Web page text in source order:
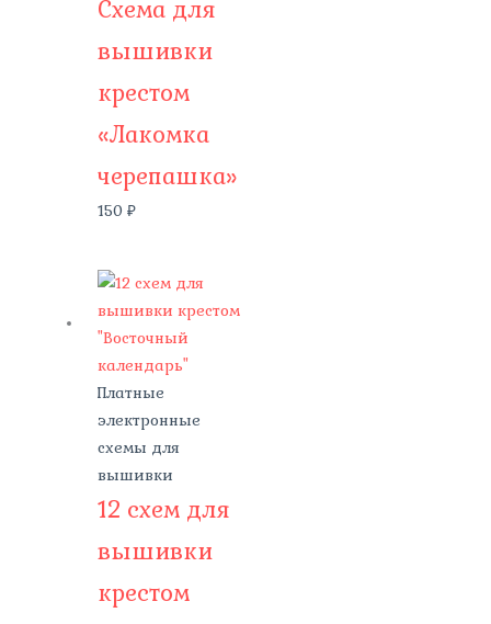
Схема для
вышивки
крестом
«Лакомка
черепашка»
150₽
Платные
электронные
схемы для
вышивки
12 схем для
вышивки
крестом